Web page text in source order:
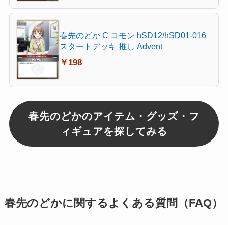
春先のどか C コモン hSD12/hSD01-016
スタートデッキ 推し Advent
￥198
春先のどかのアイテム・グッズ・フ
ィギュアを探してみる
春先のどかに関するよくある質問（FAQ）